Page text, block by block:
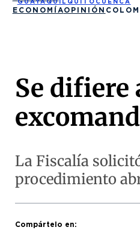
GUAYAQUIL QUITO CUENCA
ECONOMÍAOPINIÓN
Se difiere
La Fiscalía
procedimiento
Compártelo en: